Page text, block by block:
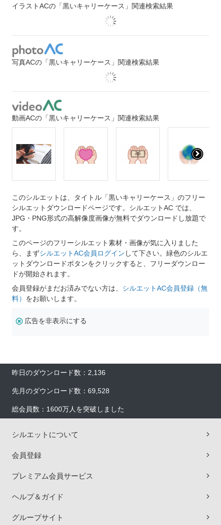
イラストACの「黒いキャリーケース」関連検索結果
写真ACの「黒いキャリーケース」関連検索結果
動画ACの「黒いキャリーケース」関連検索結果
このシルエットは、タイトル「黒いキャリーケース」のフリー
シルエットダウンロードページです。シルエットAC では、
JPG・PNG形式の高解像度画像が無料でダウンロードし放題で
す。
このページのフリーシルエット素材・画像が気に入りました
ら、まずシルエットAC会員ログイン して下さい。緑色のシルエ
ットダウンロードボタンをクリックすると、フリーダウンロー
ドが開始されます。
会員登録がまだお済みでない方は、 シルエットAC会員登録（無
料） をお願いします。
広告を非表示にする
昨日のダウンロード数：2,136
先月のダウンロード数：69,528
総会員数：1600万人を突破しました
シルエットについて
会員登録
プレミアム会員サービス
ヘルプ＆ガイド
グループサイト